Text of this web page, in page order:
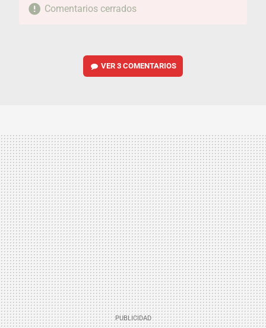
Comentarios cerrados
VER3 COMENTARIOS